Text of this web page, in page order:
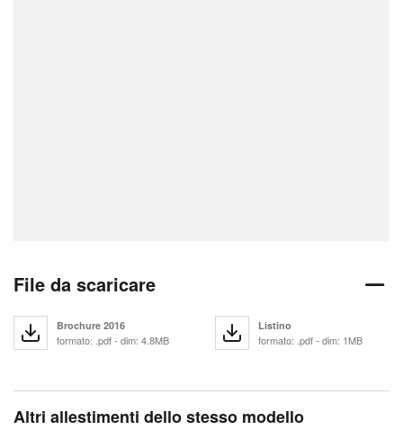
File da scaricare
Brochure 2016
formato: .pdf - dim: 4.8MB
Listino
formato: .pdf - dim: 1MB
Altri allestimenti dello stesso modello